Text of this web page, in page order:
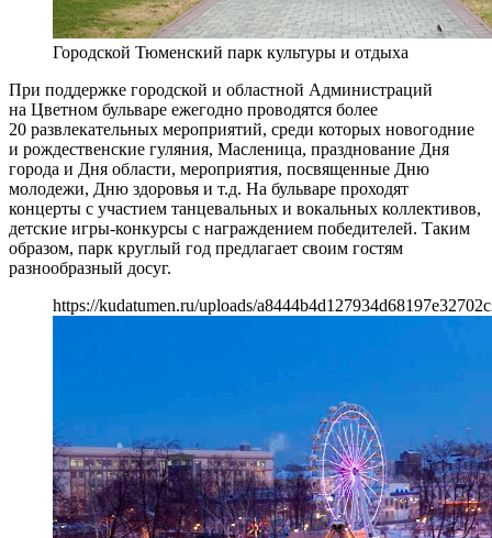
Городской Тюменский парк культуры и отдыха
При поддержке городской и областной Администраций
на Цветном бульваре ежегодно проводятся более
20 развлекательных мероприятий, среди которых новогодние
и рождественские гуляния, Масленица, празднование Дня
города и Дня области, мероприятия, посвященные Дню
молодежи, Дню здоровья и т.д. На бульваре проходят
концерты с участием танцевальных и вокальных коллективов,
детские игры-конкурсы с награждением победителей. Таким
образом, парк круглый год предлагает своим гостям
разнообразный досуг.
https://kudatumen.ru/uploads/